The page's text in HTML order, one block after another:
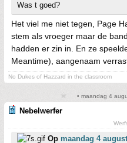
Was t goed?
Het viel me niet tegen, Page
stem als vroeger maar de
hadden er zin in. En ze
Meantime), aangenaam
No Dukes of Hazzard in the classroom
• maandag 4
Nebelwerfer
Op maandag 4